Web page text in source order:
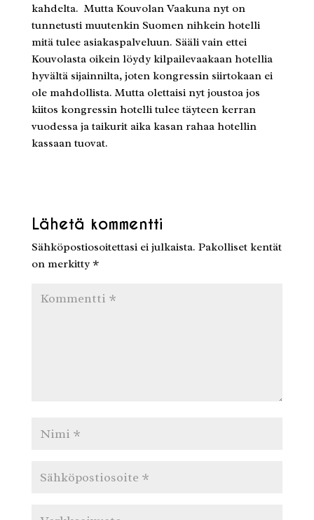
kahdelta. Mutta Kouvolan Vaakuna nyt on
tunnetusti muutenkin Suomen nihkein hotelli
mitä tulee asiakaspalveluun. Sääli vain ettei
Kouvolasta oikein löydy kilpailevaakaan hotellia
hyvältä sijainnilta, joten kongressin siirtokaan ei
ole mahdollista. Mutta olettaisi nyt joustoa jos
kiitos kongressin hotelli tulee täyteen kerran
vuodessa ja taikurit aika kasan rahaa hotellin
kassaan tuovat.
Lähetä kommentti
Sähköpostiosoitettasi ei julkaista. Pakolliset kentät
on merkitty *